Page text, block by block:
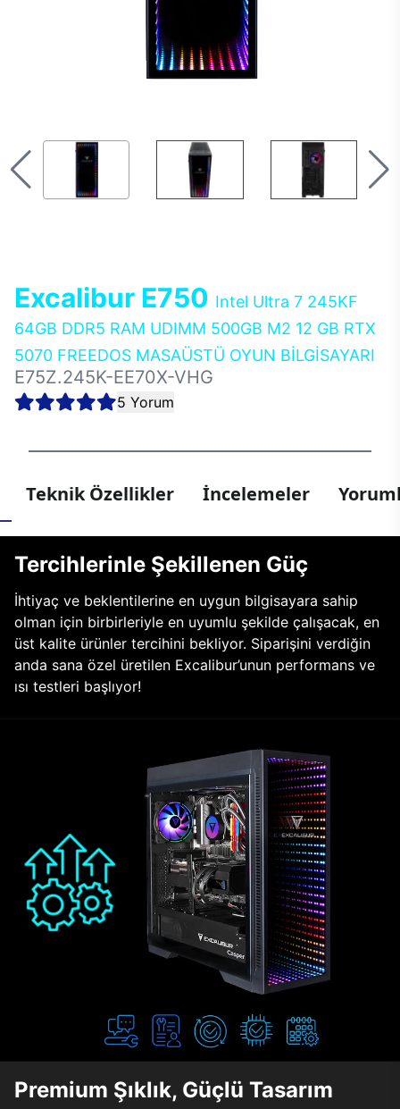
Excalibur E750 Intel Ultra 7 245KF
64GB DDR5 RAM UDIMM 500GB M2 12 GB RTX
5070 FREEDOS MASAÜSTÜ OYUN BİLGİSAYARI
E75Z.245K-EE70X-VHG
5 Yorum
Teknik Özellikler İncelemeler
Tercihlerinle Şekillenen Güç
İhtiyaç ve beklentilerine en uygun bilgisayara sahip
olman için birbirleriyle en uyumlu şekilde çalışacak, en
üst kalite ürünler tercihini bekliyor. Siparişini verdiğin
anda sana özel üretilen Excalibur’unun performans ve
ısı testleri başlıyor!
Premium Şıklık, Güçlü Tasarım